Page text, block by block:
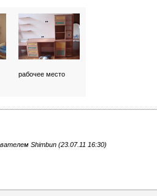
рабочее место
Shimbun (23.07.11 16:30)